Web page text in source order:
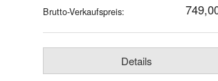
Brutto-Verkaufspreis:
Details